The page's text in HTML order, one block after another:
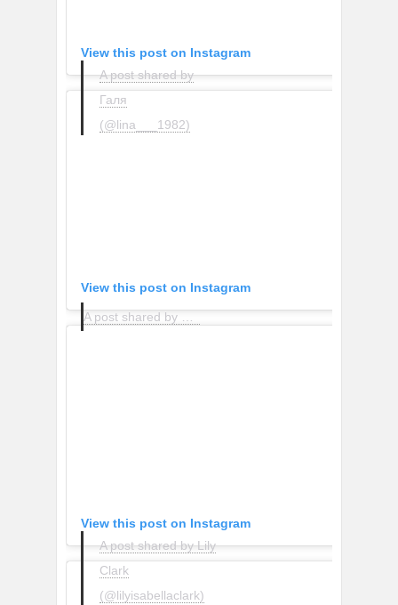
View this post on Instagram
A post shared by
Галя
(@lina___1982)
View this post on Instagram
A post shared by Carmen Jiménez Heredia (@carmenjheredia)
View this post on Instagram
A post shared by Lily
Clark
(@lilyisabellaclark)